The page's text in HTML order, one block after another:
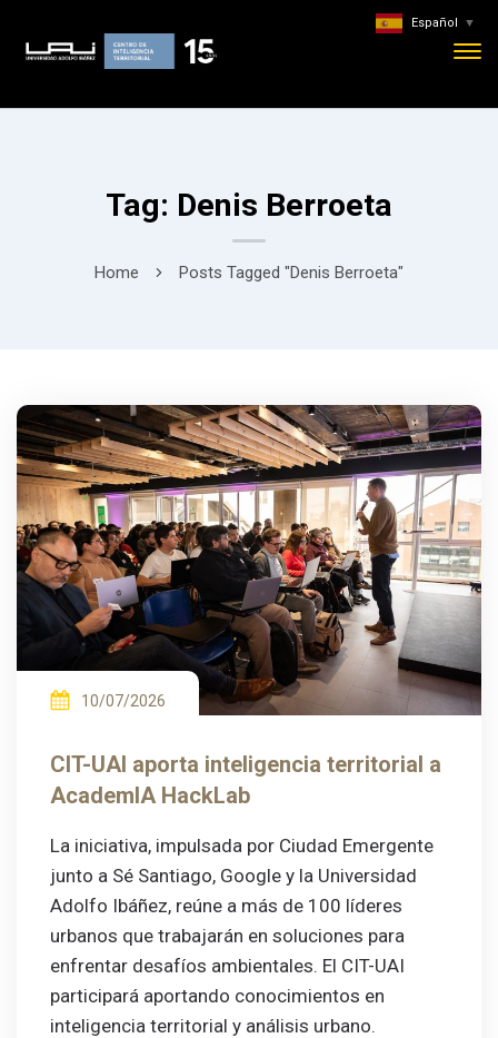
Tag: Denis Berroeta
Home Posts Tagged "Denis Berroeta"
10/07/2026
CIT-UAI aporta inteligencia territorial a
AcademIA HackLab
La iniciativa, impulsada por Ciudad Emergente
junto a Sé Santiago, Google y la Universidad
Adolfo Ibáñez, reúne a más de 100 líderes
urbanos que trabajarán en soluciones para
enfrentar desafíos ambientales. El CIT-UAI
participará aportando conocimientos en
inteligencia territorial y análisis urbano.
Español ▼